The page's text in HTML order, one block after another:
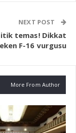
NEXT POST
temas! Dikkat
F-16 vurgusu
More From Author